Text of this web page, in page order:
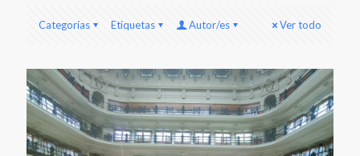
Categorías Etiquetas Autor/es Ver todo